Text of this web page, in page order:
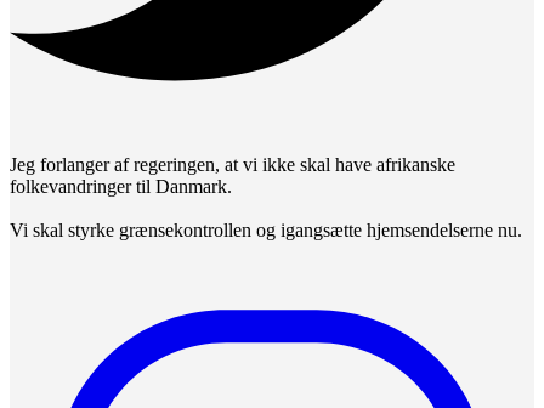
Jeg forlanger af regeringen, at vi ikke skal have afrikanske
folkevandringer til Danmark.
Vi skal styrke grænsekontrollen og igangsætte hjemsendelserne nu.